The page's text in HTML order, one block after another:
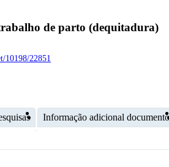
de parto (dequitadura)
10198/22851
Informação adicional documento